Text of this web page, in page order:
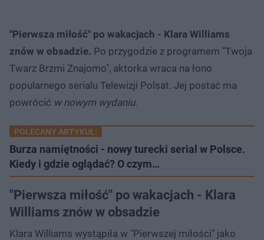
"Pierwsza miłość" po wakacjach - Klara Williams
znów w obsadzie. Po przygodzie z programem "Twoja
Twarz Brzmi Znajomo", aktorka wraca na łono
popularnego serialu Telewizji Polsat. Jej postać ma
powrócić w nowym wydaniu.
POLECANY ARTYKUŁ:
Burza namiętności - nowy turecki serial w Polsce.
Kiedy i gdzie oglądać? O czym…
"Pierwsza miłość" po wakacjach - Klara
Williams znów w obsadzie
Klara Williams wystąpiła w "Pierwszej miłości" jako